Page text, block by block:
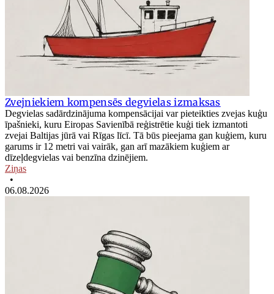
Zvejniekiem kompensēs degvielas izmaksas
Degvielas sadārdzinājuma kompensācijai var pieteikties zvejas kuģu
īpašnieki, kuru Eiropas Savienībā reģistrētie kuģi tiek izmantoti
zvejai Baltijas jūrā vai Rīgas līcī. Tā būs pieejama gan kuģiem, kuru
garums ir 12 metri vai vairāk, gan arī mazākiem kuģiem ar
dīzeļdegvielas vai benzīna dzinējiem.
Ziņas
•
06.08.2026